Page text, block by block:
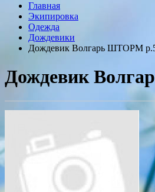
Главная
Экипировка
Одежда
Дождевики
Дождевик Волгарь ШТОРМ
Дождевик